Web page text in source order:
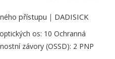
přístupu｜DADISICK
os: 10 Ochranná
závory (OSSD): 2 PNP